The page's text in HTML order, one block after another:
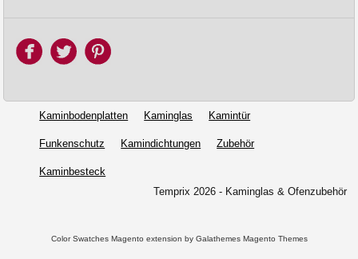
Kaminbodenplatten Kaminglas Kamintür
Funkenschutz Kamindichtungen Zubehör
Kaminbesteck
Temprix 2026 - Kaminglas & Ofenzubehör
Color Swatches Magento extension by Galathemes Magento Themes